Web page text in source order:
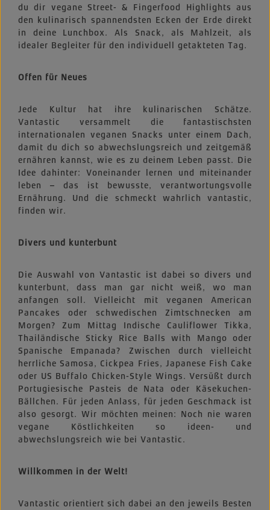
du dir vegane Street- & Fingerfood Highlights aus
den kulinarisch spannendsten Ecken der Erde direkt
in deine Lunchbox. Als Snack, als Mahlzeit, als
idealer Begleiter für den individuell getakteten Tag.
Offen für Neues
Jede Kultur hat ihre kulinarischen Schätze.
Vantastic versammelt die fantastischsten
internationalen veganen Snacks unter einem Dach,
damit du dich so abwechslungsreich und zeitgemäß
ernähren kannst, wie es zu deinem Leben passt. Die
Idee dahinter: Voneinander lernen und miteinander
leben – das ist bewusste, verantwortungsvolle
Ernährung. Und die schmeckt wahrlich vantastic,
finden wir.
Divers und kunterbunt
Die Auswahl von Vantastic ist dabei so divers und
kunterbunt, dass man gar nicht weiß, wo man
anfangen soll. Vielleicht mit veganen American
Pancakes oder schwedischen Zimtschnecken am
Morgen? Zum Mittag Indische Cauliflower Tikka,
Thailändische Sticky Rice Balls with Mango oder
Spanische Empanada? Zwischen durch vielleicht
herrliche Samosa, Cickpea Fries, Japanese Fish Cake
oder US Buffalo Chicken-Style Wings. Versüßt durch
Portugiesische Pasteis de Nata oder Käsekuchen-
Bällchen. Für jeden Anlass, für jeden Geschmack ist
also gesorgt. Wir möchten meinen: Noch nie waren
vegane Köstlichkeiten so ideen- und
abwechslungsreich wie bei Vantastic.
Willkommen in der Welt!
Vantastic orientiert sich dabei an den jeweils Besten